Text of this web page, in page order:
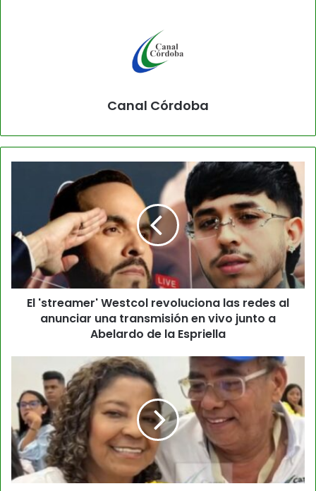
Canal Córdoba
El 'streamer' Westcol revoluciona las redes al
anunciar una transmisión en vivo junto a
Abelardo de la Espriella